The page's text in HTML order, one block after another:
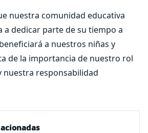
nuestra comunidad educativa
a dedicar parte de su tiempo a
a nuestros niñas y
de la importancia de nuestro rol
nuestra responsabilidad